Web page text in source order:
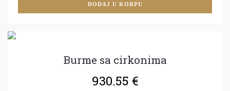
DODAJ U KORPU
Burme sa cirkonima
930.55 €